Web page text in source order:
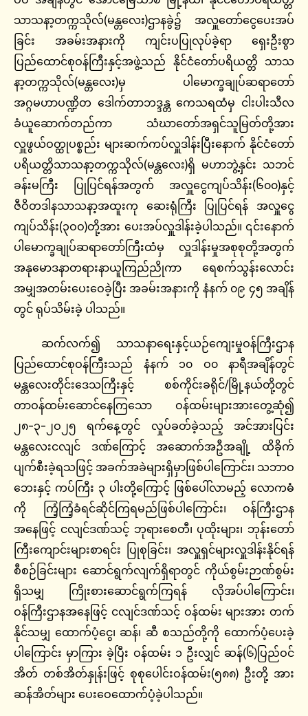
သာသနာ့တက္ကသိုလ်(မန္တလေး)ဌာနခွဲ၌ အလှူတော်ငွေပေးအပ်
ခြင်း အခမ်းအနားကို ကျင်းပပြုလုပ်ခဲ့ရာ ရှေးဦးစွာ
ပြည်ထောင်စုဝန်ကြီးနှင့်အဖွဲ့သည် နိုင်ငံတော်ပရိယတ္တိ သာသ
နာ့တက္ကသိုလ်(မန္တလေး)မှ ပါမောက္ခချုပ်ဆရာတော်
အဂ္ဂမဟာပဏ္ဍိတ ဒေါက်တာဘဒ္ဒန္တ ကေသရထံမှ ငါးပါးသီလ
ခံယူဆောက်တည်ကာ သံဃာတော်အရှင်သူမြတ်တို့အား
လှူဖွယ်ဝတ္ထုပစ္စည်း များဆက်ကပ်လှူဒါန်းပြီးနောက် နိုင်ငံတော်
ပရိယတ္တိသာသနာ့တက္ကသိုလ်(မန္တလေး)ရှိ မဟာဘွဲ့နှင်း သဘင်
ခန်းမကြီး ပြုပြင်ရန်အတွက် အလှူငွေကျပ်သိန်း(၆၀၀)နှင့်
ဇီဝိတဒါနသာသနာ့အထူးကု ဆေးရုံကြီး ပြုပြင်ရန် အလှူငွေ
ကျပ်သိန်း(၃ဝဝ)တို့အား ပေးအပ်လှူဒါန်းခဲ့ပါသည်။ ၎င်းနောက်
ပါမောက္ခချုပ်ဆရာတော်ကြီးထံမှ လှူဒါန်းမှုအစုစုတို့အတွက်
အနုမောဒနာတရားနာယူကြည်ညိုကာ ရေစက်သွန်းလောင်း
အမျှအတမ်းပေးဝေခဲ့ပြီး အခမ်းအနားကို နံနက် ၀၉ ၄၅ အချိန်
တွင် ရုပ်သိမ်းခဲ့ ပါသည်။
ဆက်လက်၍ သာသနာရေးနှင့်ယဉ်ကျေးမှုဝန်ကြီးဌာန
ပြည်ထောင်စုဝန်ကြီးသည် နံနက် ၁၀ ဝ၀ နာရီအချိန်တွင်
မန္တလေးတိုင်းဒေသကြီးနှင့် စစ်ကိုင်းခရိုင်/မြို့နယ်တို့တွင်
တာဝန်ထမ်းဆောင်နေကြသော ဝန်ထမ်းများအားတွေ့ဆုံ၍
၂၈-၃-၂ဝ၂၅ ရက်နေ့တွင် လှုပ်ခတ်ခဲ့သည့် အင်အားပြင်း
မန္တလေးငလျင် ဒဏ်ကြောင့် အဆောက်အဦအချို့ ထိခိုက်
ပျက်စီးခဲ့ရသဖြင့် အခက်အခဲများရှိမှာဖြစ်ပါကြောင်း၊ သဘာဝ
ဘေးနှင့် ကပ်ကြီး ၃ ပါးတို့ကြောင့် ဖြစ်ပေါ်လာမည့် လောကဓံ
ကို ကြံ့ကြံ့ခံရင်ဆိုင်ကြရမည်ဖြစ်ပါကြောင်း၊ ဝန်ကြီးဌာန
အနေဖြင့် ငလျင်ဒဏ်သင့် ဘုရားစေတီ၊ ပုထိုးများ၊ ဘုန်းတော်
ကြီးကျောင်းများစာရင်း ပြုစုခြင်း၊ အလှူရှင်များလှူဒါန်းနိုင်ရန်
စီစဉ်ခြင်းများ ဆောင်ရွက်လျက်ရှိရာတွင် ကိုယ်စွမ်းဉာဏ်စွမ်း
ရှိသမျှ ကြိုးစားဆောင်ရွက်ကြရန် လိုအပ်ပါကြောင်း၊
ဝန်ကြီးဌာနအနေဖြင့် ငလျင်ဒဏ်သင့် ဝန်ထမ်း များအား တက်
နိုင်သမျှ ထောက်ပံ့ငွေ၊ ဆန်၊ ဆီ စသည်တို့ကို ထောက်ပံ့ပေးခဲ့
ပါကြောင်း မှာကြား ခဲ့ပြီး ဝန်ထမ်း ၁ ဦးလျှင် ဆန်(၆)ပြည်ဝင်
အိတ် တစ်အိတ်နှုန်းဖြင့် စုစုပေါင်းဝန်ထမ်း(၅၈၈) ဦးတို့ အား
ဆန်အိတ်များ ပေးဝေထောက်ပံ့ခဲ့ပါသည်။